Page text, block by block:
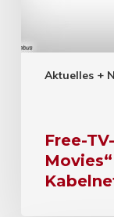
Aktuelles +
Free-